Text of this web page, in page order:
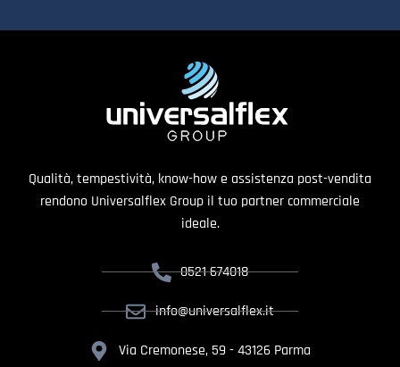
Qualità, tempestività, know-how e assistenza post-vendita
rendono Universalflex Group il tuo partner commerciale
ideale.
0521 674018
info@universalflex.it
Via Cremonese, 59 - 43126 Parma